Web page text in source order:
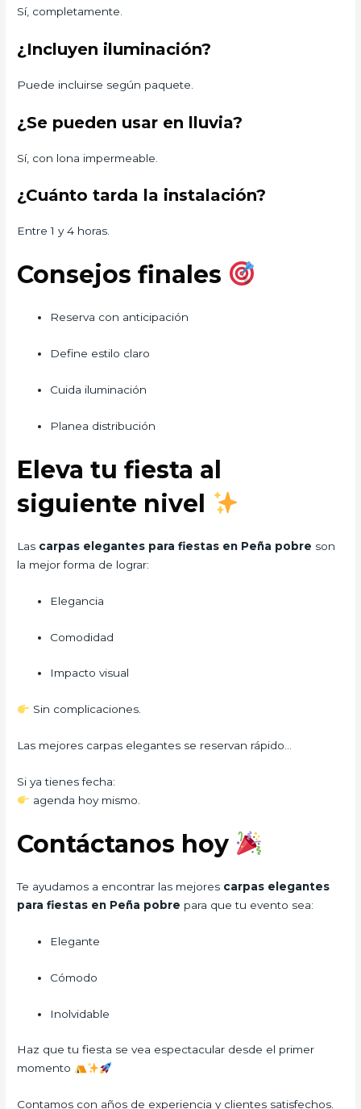
Sí, completamente.
¿Incluyen iluminación?
Puede incluirse según paquete.
¿Se pueden usar en lluvia?
Sí, con lona impermeable.
¿Cuánto tarda la instalación?
Entre 1 y 4 horas.
Consejos finales
Reserva con anticipación
Define estilo claro
Cuida iluminación
Planea distribución
Eleva tu fiesta al
siguiente nivel
Las carpas elegantes para fiestas en Peña pobre son
la mejor forma de lograr:
Elegancia
Comodidad
Impacto visual
Sin complicaciones.
Las mejores carpas elegantes se reservan rápido…
Si ya tienes fecha:
agenda hoy mismo.
Contáctanos hoy
Te ayudamos a encontrar las mejores carpas elegantes
para fiestas en Peña pobre para que tu evento sea:
Elegante
Cómodo
Inolvidable
Haz que tu fiesta se vea espectacular desde el primer
momento
Contamos con años de experiencia y clientes satisfechos.